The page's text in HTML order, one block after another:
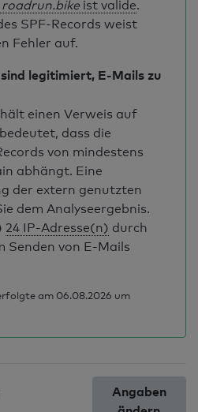
roadrun.bike ist valide.
SPF-Records weist
Fehler auf.
legitimiert, E-Mails zu
einen Verweis auf
dass die
von mindestens
abhängt. Eine
der extern genutzten
dem Analyseergebnis.
24 IP-Adresse(n) durch
Senden von E-Mails
am 06.08.2026 um
Angaben